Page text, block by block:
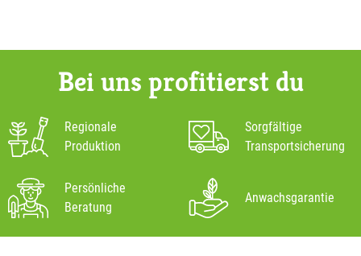
Bei uns profitierst du
Regionale
Produktion
Sorgfältige
Transportsicherung
Persönliche
Beratung
Anwachsgarantie